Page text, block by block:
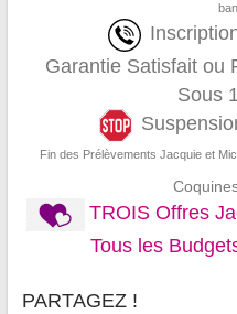
Garantie Satisfait ou
Sous
Fin des Prélèvements Jacquie et
TROIS Offres
Tous les
PARTAGEZ !